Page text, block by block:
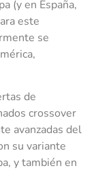
(y en España,
este
se
de
crossover
avanzadas del
su variante
y también en